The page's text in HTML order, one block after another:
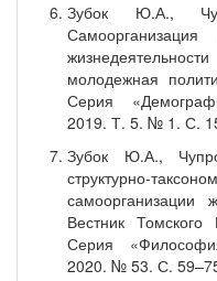
Зубок Ю.А.,
молодежная
Серия
2019. Т. 5. № 1. С.
Зубок Ю.А.,
структурно-
самоорганизации
Вестник Томского
Серия
2020. № 53. С.